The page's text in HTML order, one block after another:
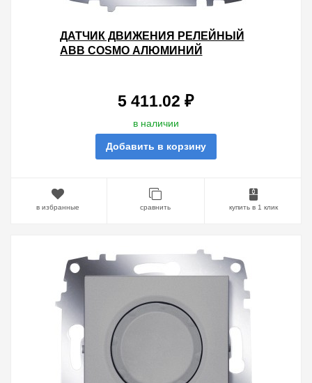
ДАТЧИК ДВИЖЕНИЯ РЕЛЕЙНЫЙ
ABB COSMO АЛЮМИНИЙ
5 411.02 ₽
в наличии
Добавить в корзину
в избранные сравнить купить в 1 клик